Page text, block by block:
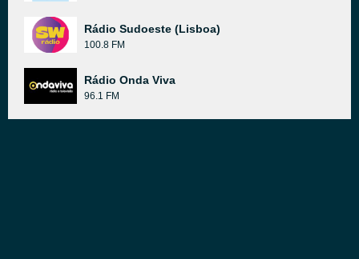
Rádio Sudoeste (Lisboa)
100.8 FM
Rádio Onda Viva
96.1 FM